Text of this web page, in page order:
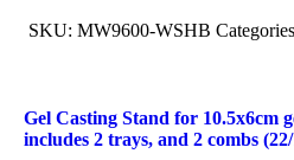
quantity
SKU: MW9600-WSHB
Gel Casting Stand for 10.5x6cm
includes 2 trays, and 2 combs